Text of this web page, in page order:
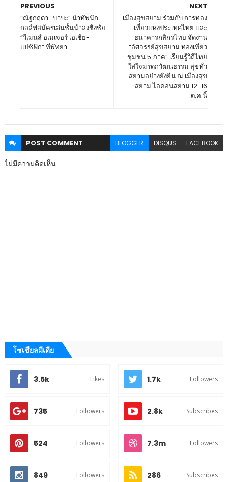
NEXT
เมืองสุขสยาม ร่วมกับ การท่อง
เที่ยวแห่งประเทศไทย และ
ธนาคารกสิกรไทย จัดงาน
“อัศจรรย์สุขสยาม ท่องเที่ยว
ชุมชน 5 ภาค” เรียนรู้วิถีไทย
ใส่ใจมรดกวัฒนธรรม สุขทั่ว
สยามอย่างยั่งยืน ณ เมืองสุข
สยาม ไอคอนสยาม 12-16
ต.ค.นี้
PREVIOUS
“ณัฐกฤตา–บาบะ” นำทัพนัก
กอล์ฟสมัครเล่นชั้นนำลงชิงชัย
“วีเมนส์ อเมเจอร์ เอเชีย-
แปซิฟิก” ที่พัทยา
POST COMMENT BLOGGER DISQUS FACEBOOK
ไม่มีความคิดเห็น
โซเชียลมีเดีย
3.5k Likes 1.7k Followers
735 Followers 2.8k Subscribes
524 Followers 7.3m Followers
849 Followers 286 Subscribes